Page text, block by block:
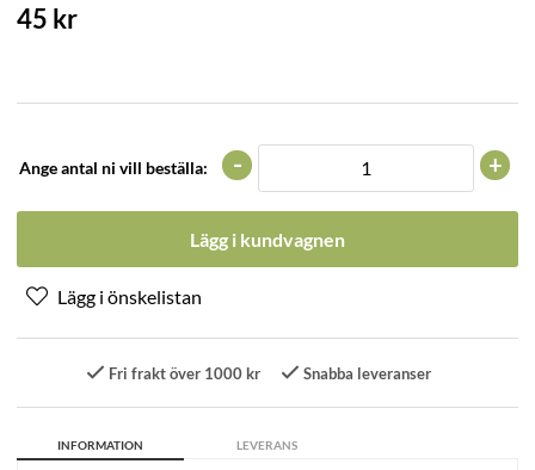
45 kr
Ange antal ni vill beställa: +
-
Lägg i kundvagnen
Fri frakt över 1000 kr Snabba leveranser
INFORMATION LEVERANS